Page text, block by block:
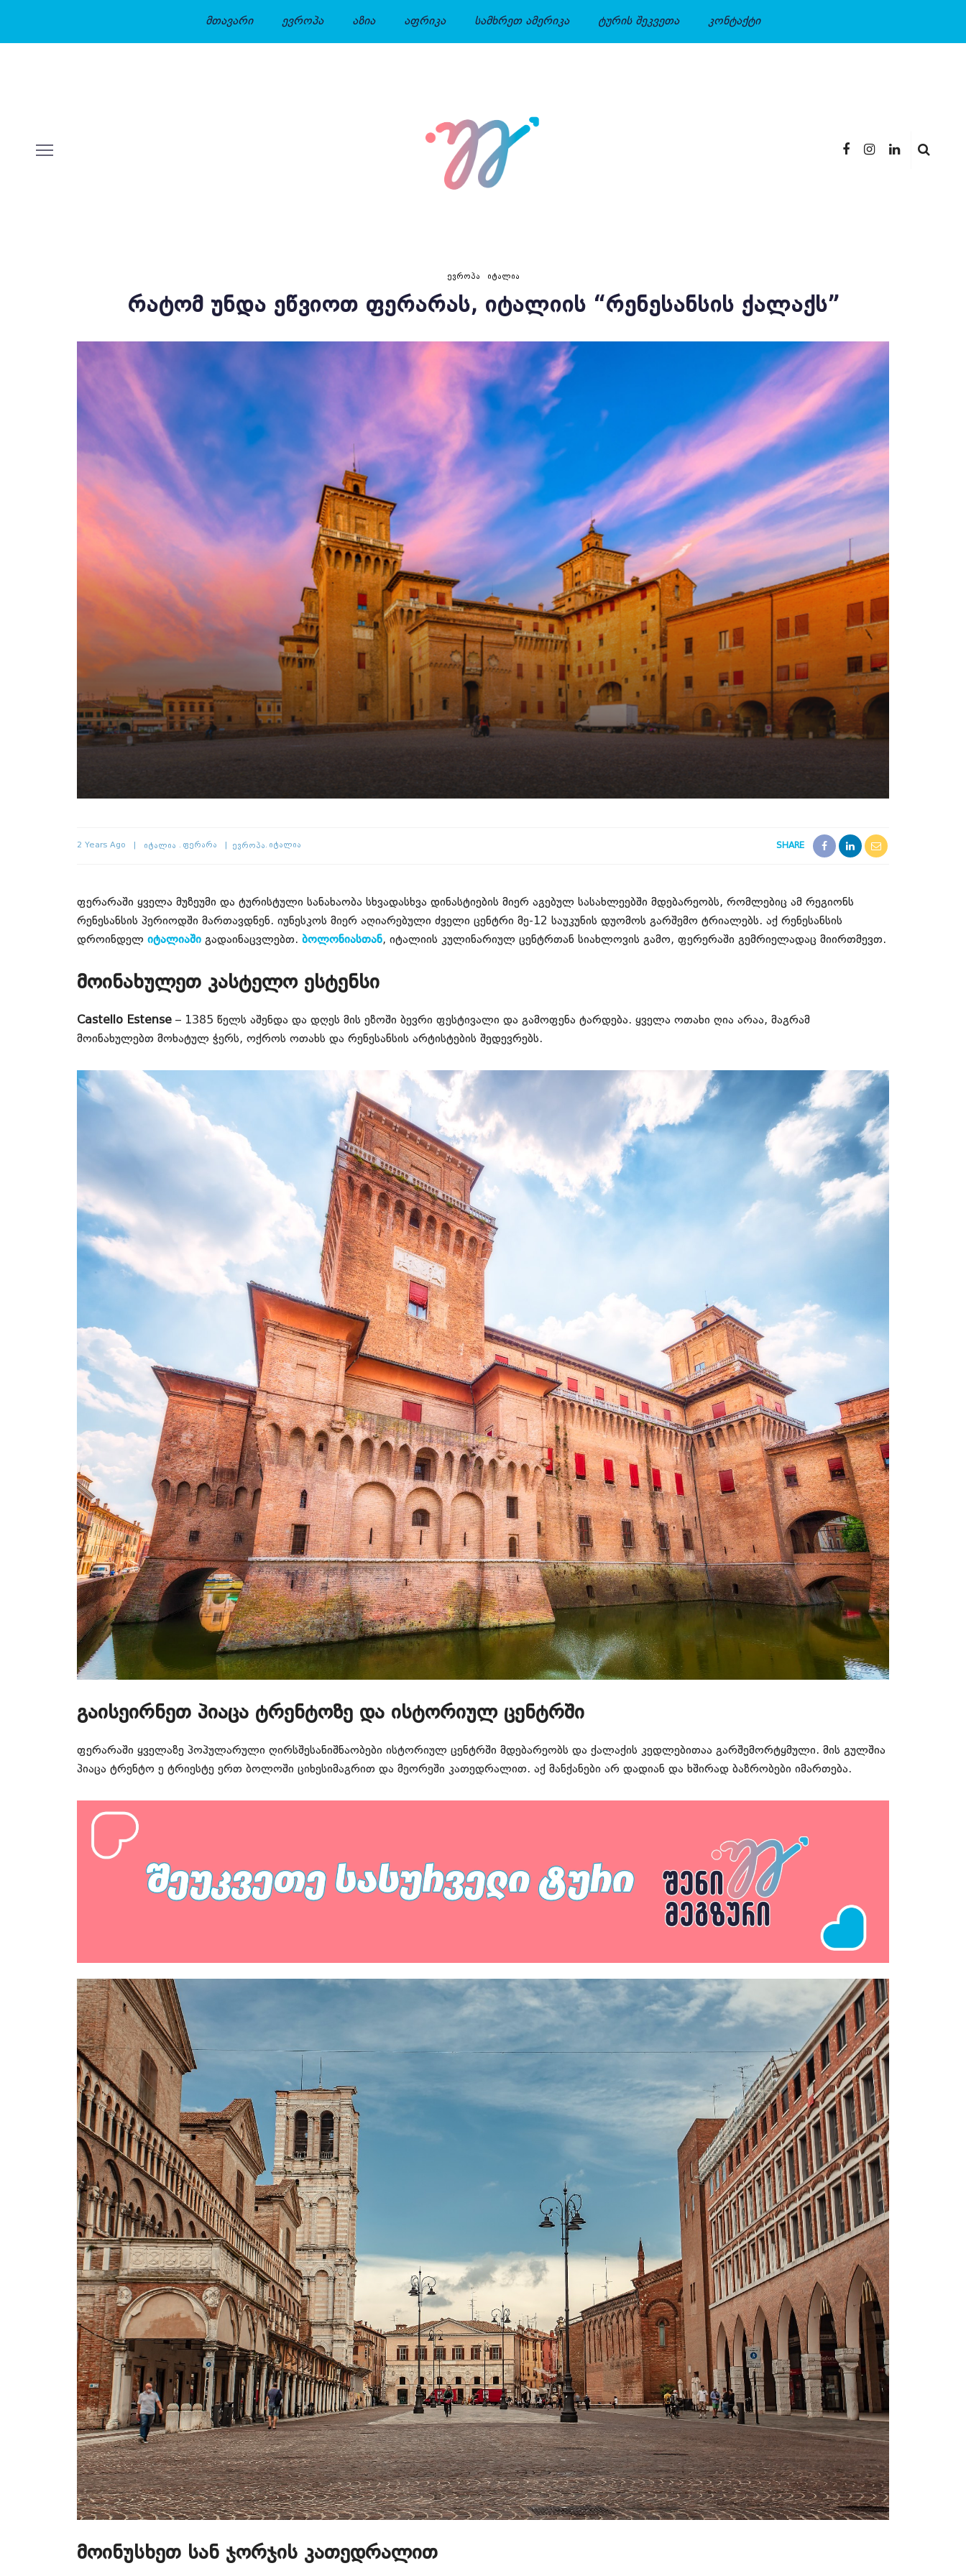
მთავარი ევროპა აზია აფრიკა სამხრეთ ამერიკა ტურის შეკვეთა კონტაქტი
ᲔᲕᲠᲝᲞᲐ ᲘᲢᲐᲚᲘᲐ
ᲠᲐᲢᲝᲛ ᲣᲜᲓᲐ ᲔᲬᲕᲘᲝᲗ ᲤᲔᲠᲐᲠᲐᲡ, ᲘᲢᲐᲚᲘᲘᲡ “ᲠᲔᲜᲔᲡᲐᲜᲡᲘᲡ ᲥᲐᲚᲐᲥᲡ”
2 Years Ago Იტალია Ფერარა Ევროპა Იტალია SHARE
ფერარაში ყველა მუზეუმი და ტურისტული სანახაობა სხვადასხვა დინასტიების მიერ აგებულ სასახლეებში მდებარეობს, რომლებიც ამ რეგიონს
რენესანსის პერიოდში მართავდნენ. იუნესკოს მიერ აღიარებული ძველი ცენტრი მე-12 საუკუნის დუომოს გარშემო ტრიალებს. აქ რენესანსის
დროინდელ იტალიაში გადაინაცვლებთ. ბოლონიასთან, იტალიის კულინარიულ ცენტრთან სიახლოვის გამო, ფერერაში გემრიელადაც მიირთმევთ.
მოინახულეთ კასტელო ესტენსი
Castello Estense – 1385 წელს აშენდა და დღეს მის ეზოში ბევრი ფესტივალი და გამოფენა ტარდება. ყველა ოთახი ღია არაა, მაგრამ
მოინახულებთ მოხატულ ჭერს, ოქროს ოთახს და რენესანსის არტისტების შედევრებს.
გაისეირნეთ პიაცა ტრენტოზე და ისტორიულ ცენტრში
ფერარაში ყველაზე პოპულარული ღირსშესანიშნაობები ისტორიულ ცენტრში მდებარეობს და ქალაქის კედლებითაა გარშემორტყმული. მის გულშია
პიაცა ტრენტო ე ტრიესტე ერთ ბოლოში ციხესიმაგრით და მეორეში კათედრალით. აქ მანქანები არ დადიან და ხშირად ბაზრობები იმართება.
მოინუსხეთ სან ჯორჯის კათედრალით